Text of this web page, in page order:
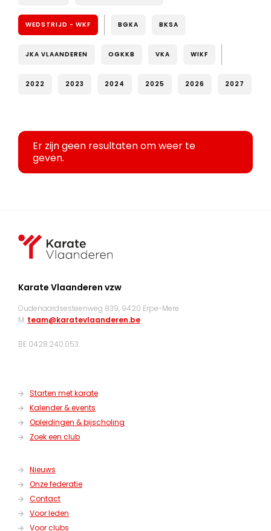
WEDSTRIJD - WKF BGKA BKSA
JKA VLAANDEREN OGKKB VKA WIKF
2022 2023 2024 2025 2026 2027
Er zijn geen resultaten om weer te
geven.
Karate Vlaanderen vzw
Oudenaardsesteenweg 839, 9420 Erpe-Mere
M: team@karatevlaanderen.be
BE 0428.240.053
Starten met karate
Kalender & events
Opleidingen & bijscholing
Zoek een club
Nieuws
Onze federatie
Contact
Voor leden
Voor clubs